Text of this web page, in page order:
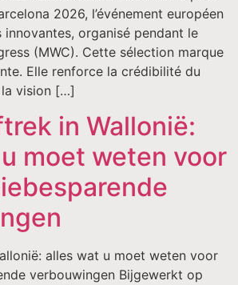
2026, l’événement européen
organisé pendant le
(MWC). Cette sélection marque
Elle renforce la crédibilité du
vision […]
in Wallonië:
moet weten voor
alles wat u moet weten voor
verbouwingen Bijgewerkt op